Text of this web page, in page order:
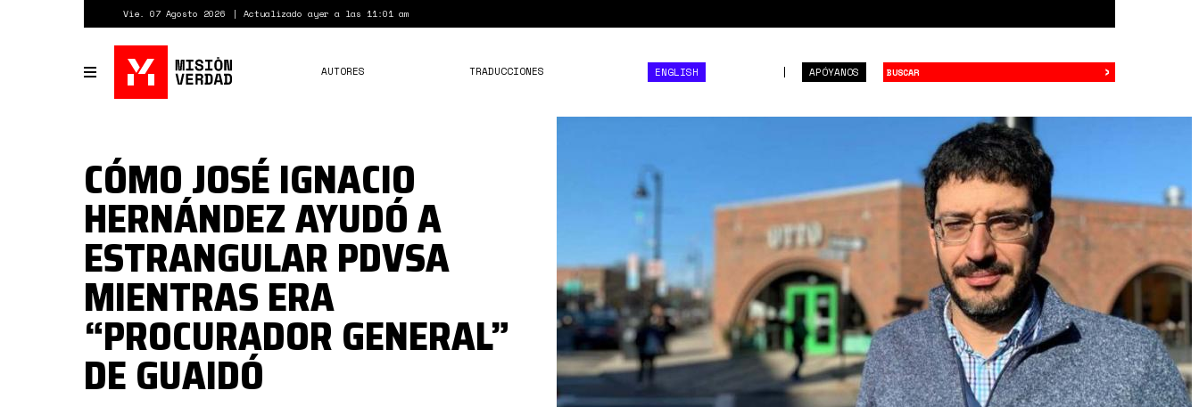
Vie. 07 Agosto 2026 Actualizado ayer a las 11:01 am
Toggle
navigation
APÓYANOS
AUTORES TRADUCCIONES ENGLISH ›
CÓMO JOSÉ IGNACIO
HERNÁNDEZ AYUDÓ A
ESTRANGULAR PDVSA
MIENTRAS ERA
“PROCURADOR GENERAL”
DE GUAIDÓ